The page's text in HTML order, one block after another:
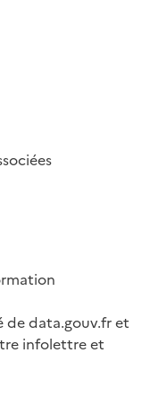
de data.gouv.fr et
infolettre et